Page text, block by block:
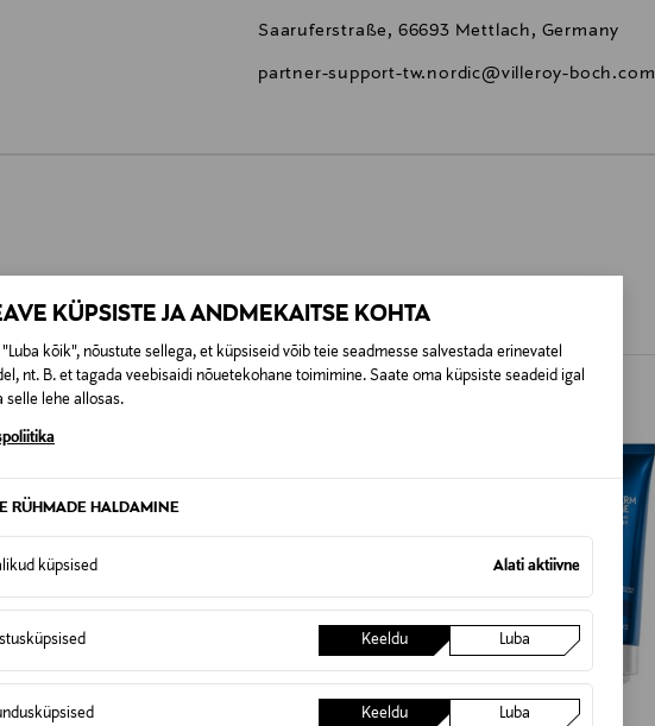
KÜPSISTE JA ANDMEKAITSE KOHTA
kõik", nõustute sellega, et küpsiseid võib teie seadmesse salvestada erinevatel
nt. B. et tagada veebisaidi nõuetekohane toimimine. Saate oma küpsiste seadeid igal
selle lehe allosas.
RÜHMADE HALDAMINE
küpsised Alati aktiivne
Keeldu Luba
Keeldu Luba
Saaruferstraße, 66693 Mettlach, Germany
partner-support-tw.nordic@villeroy-boch.com
KA